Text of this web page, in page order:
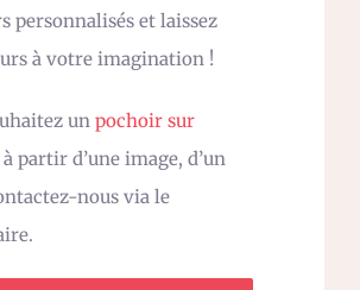
personnalisés et laissez
à votre imagination !
un pochoir sur
à partir d’une image, d’un
nous via le